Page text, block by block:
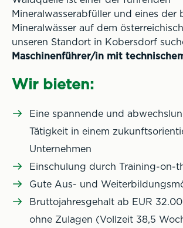
Mineralwasserabfüller und eines der
Mineralwässer auf dem
unseren Standort in Kobersdorf
Maschinenführer/in mit
Wir bieten:
Eine spannende und
Tätigkeit in einem
Unternehmen
Einschulung durch Training-on-
Gute Aus- und
Bruttojahresgehalt ab EUR
ohne Zulagen (Vollzeit 38,5